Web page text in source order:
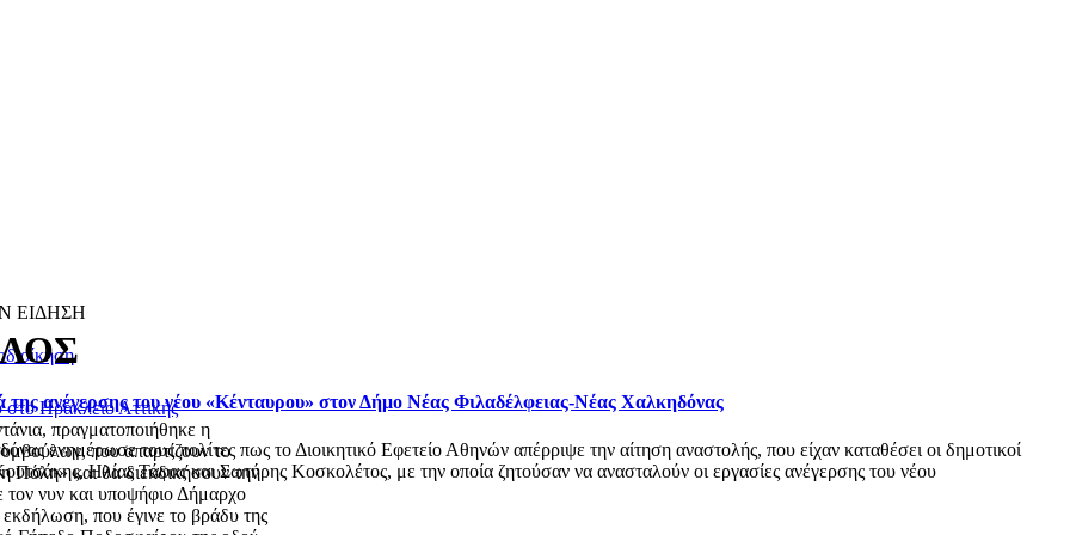
ΕΙΔΗΣΗ
ανέγερσης του νέου «Κένταυρου» στον Δήμο Νέας Φιλαδέλφειας-Νέας Χαλκηδόνας
ενημέρωσε τους πολίτες πως το Διοικητικό Εφετείο Αθηνών απέρριψε την αίτηση αναστολής, που είχαν καταθέσει οι δημοτικοί
Ηλίας Τάφας και Σωτήρης Κοσκολέτος, με την οποία ζητούσαν να ανασταλούν οι εργασίες ανέγερσης του νέου
Ηράκλειο Αττικής
πραγματοποιήθηκε η
που απαρτίζουν το
Πόλη» και θα διεκδικήσουν την
νυν και υποψήφιο Δήμαρχο
που έγινε το βράδυ της